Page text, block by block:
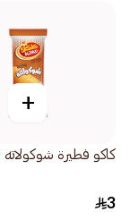
+
كاكو فطيرة شوكولاته 80جرام
3